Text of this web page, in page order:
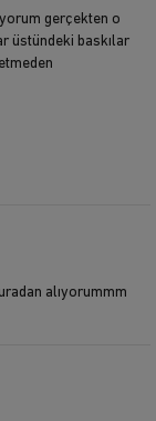
gerçekten o
üstündeki baskılar
alıyorummm